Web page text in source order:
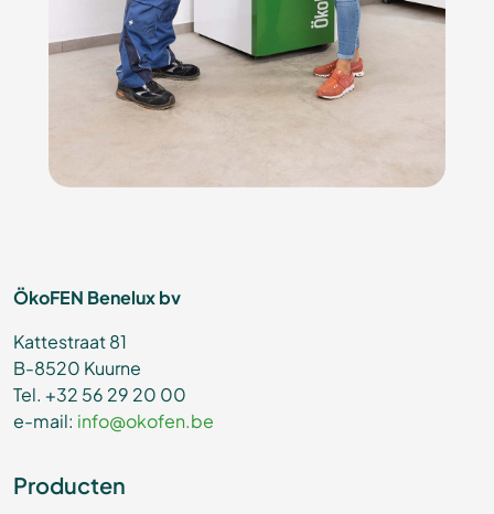
ÖkoFEN Benelux bv
Kattestraat 81
B-8520 Kuurne
Tel. +32 56 29 20 00
e-mail: info@okofen.be
Producten